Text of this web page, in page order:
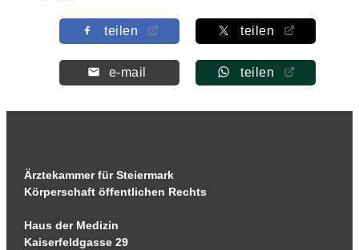
teilen teilen
e-mail teilen
Ärztekammer für Steiermark
Körperschaft öffentlichen Rechts
Haus der Medizin
Kaiserfeldgasse 29